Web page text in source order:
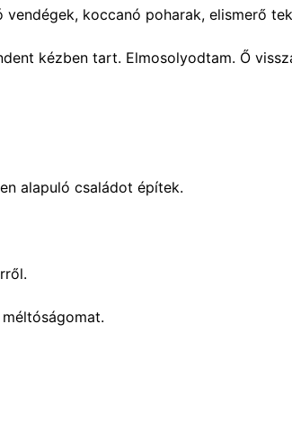
koccanó poharak, elismerő
kézben tart. Elmosolyodtam. Ő
alapuló családot építek.